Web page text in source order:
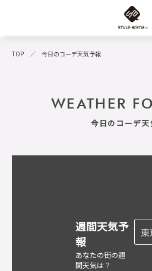
TOP 今日のコーデ天気予報
WEATHER
今日のコーデ
週間天気予
報
あなたの街の週
間天気は？